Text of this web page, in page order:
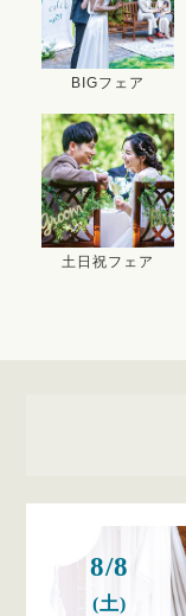
BIGフェア
土日祝フェア
8/8
(土)